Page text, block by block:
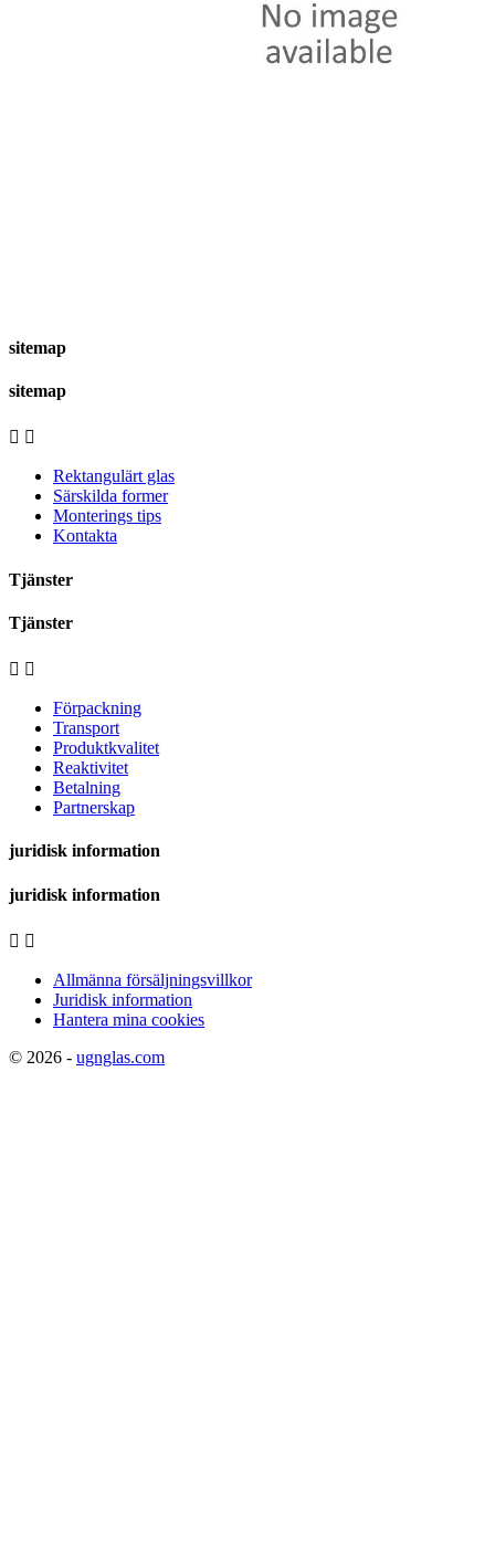
sitemap
sitemap
 
Rektangulärt glas
Särskilda former
Monterings tips
Kontakta
Tjänster
Tjänster
 
Förpackning
Transport
Produktkvalitet
Reaktivitet
Betalning
Partnerskap
juridisk information
juridisk information
 
Allmänna försäljningsvillkor
Juridisk information
Hantera mina cookies
© 2026 - ugnglas.com